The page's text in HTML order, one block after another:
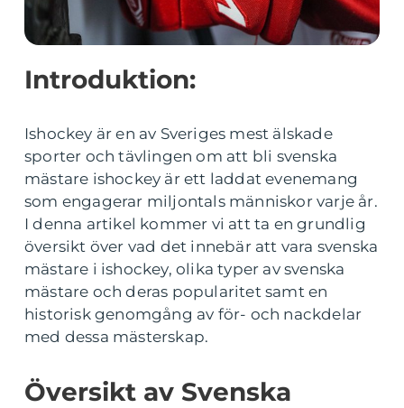
Introduktion:
Ishockey är en av Sveriges mest älskade
sporter och tävlingen om att bli svenska
mästare ishockey är ett laddat evenemang
som engagerar miljontals människor varje år.
I denna artikel kommer vi att ta en grundlig
översikt över vad det innebär att vara svenska
mästare i ishockey, olika typer av svenska
mästare och deras popularitet samt en
historisk genomgång av för- och nackdelar
med dessa mästerskap.
Översikt av Svenska